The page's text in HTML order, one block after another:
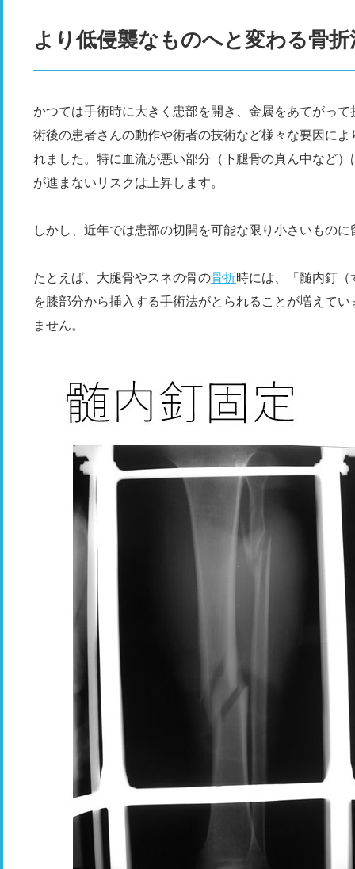
より低侵襲なものへと変わる骨折
かつては手術時に大きく患部を開き、金属をあてがっ
術後の患者さんの動作や術者の技術など様々な要因に
れました。特に血流が悪い部分（下腿骨の真ん中など
が進まないリスクは上昇します。
しかし、近年では患部の切開を可能な限り小さいもの
たとえば、大腿骨やスネの骨の骨折時には、「髄内釘
を膝部分から挿入する手術法がとられることが増えて
ません。